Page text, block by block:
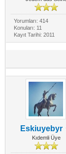
Yorumları: 414
Konuları: 11
Kayıt Tarihi: 2011
Eskiuyebyr
Kıdemli Üye